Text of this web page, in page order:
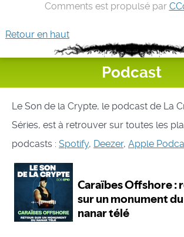
Comments est propulsé par
Retour en haut
Podcast
Le Son de la Crypte, le podcast de La
Séries, est à retrouver sur toutes les
podcasts : Spotify, Deezer, Apple